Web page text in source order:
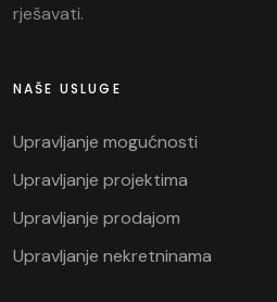
rješavati.
NAŠE USLUGE
Upravljanje mogućnosti
Upravljanje projektima
Upravljanje prodajom
Upravljanje nekretninama